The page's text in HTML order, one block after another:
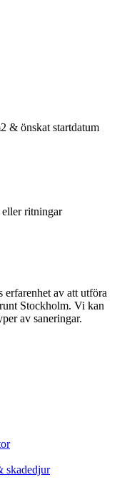
& önskat startdatum
ritningar
erfarenhet av att utföra
Stockholm. Vi kan
av saneringar.
skadedjur